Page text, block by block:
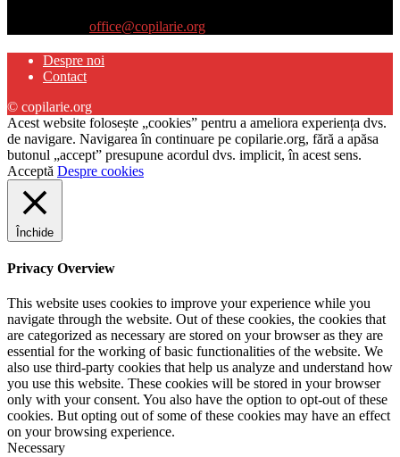
office@copilarie.org
Despre noi
Contact
© copilarie.org
Acest website folosește „cookies” pentru a ameliora experiența dvs.
de navigare. Navigarea în continuare pe copilarie.org, fără a apăsa
butonul „accept” presupune acordul dvs. implicit, în acest sens.
Acceptă Despre cookies
Închide
Privacy Overview
This website uses cookies to improve your experience while you
navigate through the website. Out of these cookies, the cookies that
are categorized as necessary are stored on your browser as they are
essential for the working of basic functionalities of the website. We
also use third-party cookies that help us analyze and understand how
you use this website. These cookies will be stored in your browser
only with your consent. You also have the option to opt-out of these
cookies. But opting out of some of these cookies may have an effect
on your browsing experience.
Necessary